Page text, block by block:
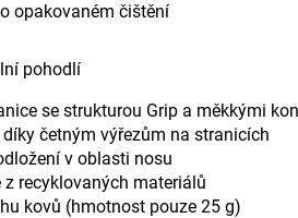
opakovaném čištění
pohodlí
se strukturou Grip a měkkými
četným výřezům na stranicích
v oblasti nosu
recyklovaných materiálů
kovů (hmotnost pouze 25 g)